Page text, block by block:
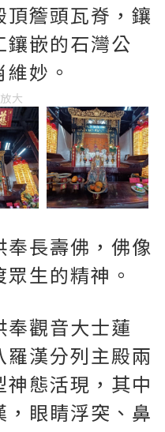
簷頭瓦脊，鑲
鑲嵌的石灣公
妙。
大
長壽佛，佛像
生的精神。
觀音大士蓮
漢分列主殿兩
態活現，其中
眼睛浮突、鼻